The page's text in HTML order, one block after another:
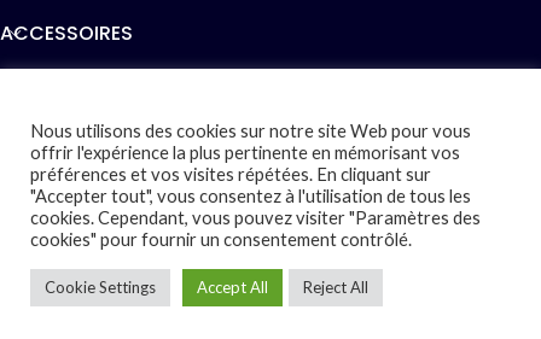
ACCESSOIRES
AIDE
EXPOCRÉATIVE2019 - Tous droits Réservés - Design par
STUDIO7
Nous utilisons des cookies sur notre site Web pour vous
offrir l'expérience la plus pertinente en mémorisant vos
préférences et vos visites répétées. En cliquant sur
"Accepter tout", vous consentez à l'utilisation de tous les
cookies. Cependant, vous pouvez visiter "Paramètres des
cookies" pour fournir un consentement contrôlé.
Cookie Settings Accept All Reject All
0